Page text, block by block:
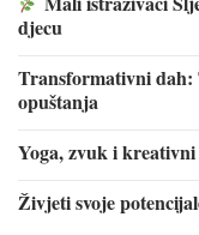
djecu
Transformativni dah:
opuštanja
Yoga, zvuk i
Živjeti svoje